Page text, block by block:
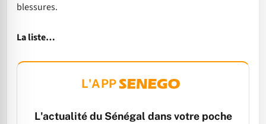
blessures.
La liste…
L'APP
L'actualité du Sénégal dans votre poche